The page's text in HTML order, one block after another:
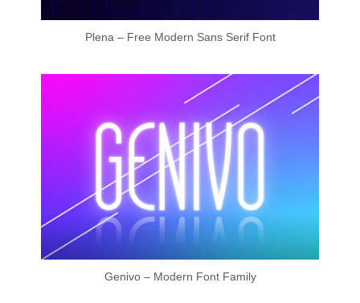
Plena – Free Modern Sans Serif Font
Genivo – Modern Font Family